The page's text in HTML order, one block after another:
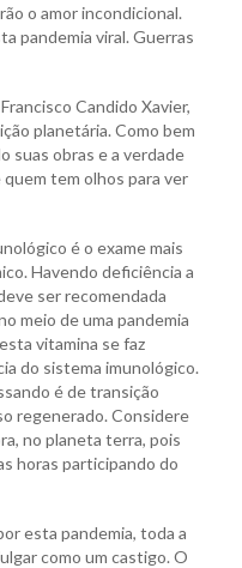
o amor incondicional.
pandemia viral. Guerras
Candido Xavier,
planetária. Como bem
suas obras e a verdade
quem tem olhos para ver
é o exame mais
Havendo deficiência a
ser recomendada
meio de uma pandemia
vitamina se faz
do sistema imunológico.
é de transição
regenerado. Considere
no planeta terra, pois
horas participando do
esta pandemia, toda a
como um castigo. O